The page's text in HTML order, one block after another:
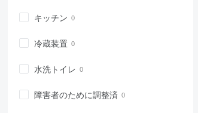
キッチン
冷蔵装置
水洗トイレ
障害者のために調整済